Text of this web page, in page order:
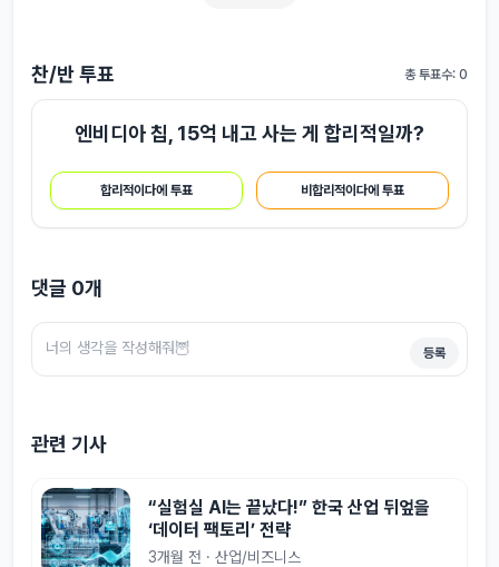
찬/반 투표 총 투표수: 0
엔비디아 칩, 15억 내고 사는 게 합리적일까?
합리적이다에 투표 비합리적이다에 투표
댓글 0개
등록
관련 기사
“실험실 AI는 끝났다!” 한국 산업 뒤엎을
‘데이터 팩토리’ 전략
3개월 전 · 산업/비즈니스